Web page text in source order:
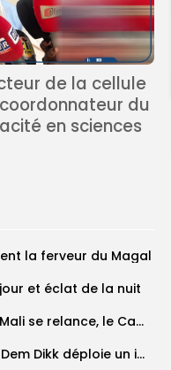
de la cellule
du
en sciences
la ferveur du Magal
et éclat de la nuit
‎CAN Féminine 2026 : le Mali se relance, le Cameroun domine le...
Retour du Magal : Dakar Dem Dikk déploie un important dispositif pour...